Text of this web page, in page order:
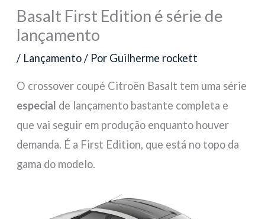
Basalt First Edition é série de
lançamento
/ Lançamento/ Por Guilherme rockett
O crossover coupé Citroën Basalt tem uma série
especial de lançamento bastante completa e
que vai seguir em produção enquanto houver
demanda. É a First Edition, que está no topo da
gama do modelo.